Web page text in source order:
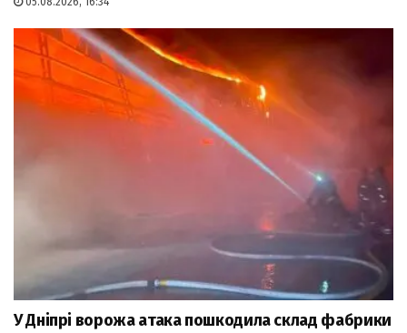
У Дніпрі ворожа атака пошкодила склад фабрики